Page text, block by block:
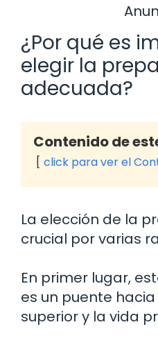
¿Por qué es
elegir la
adecuada?
Contenido de
click para ver el
La elección de la
crucial por varias
En primer lugar,
es un puente
superior y la vida